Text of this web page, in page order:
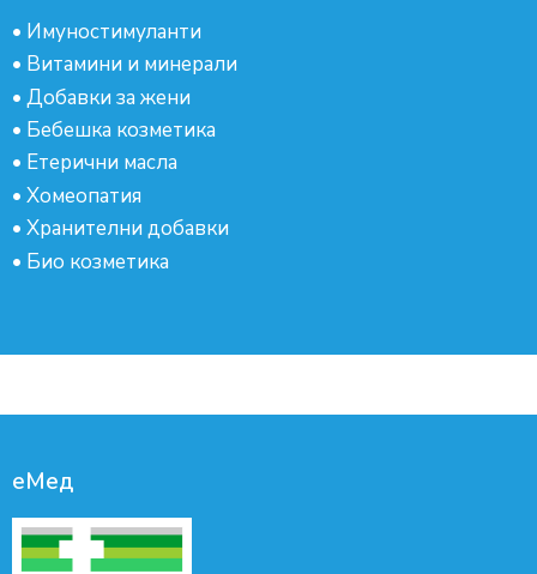
• Имуностимуланти
• Витамини и минерали
• Добавки за жени
• Бебешка козметика
• Етерични масла
• Хомеопатия
• Хранителни добавки
• Био козметика
еМед